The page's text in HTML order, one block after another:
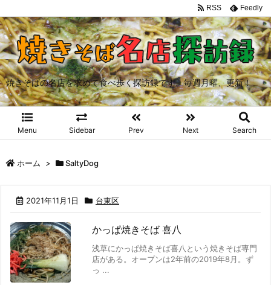
焼きそばの名店を求めて食べ歩く探訪録です。毎週月曜、更新！
Menu Sidebar Prev Next Search
RSS Feedly
ホーム > SaltyDog
2021年11月1日 台東区
かっぱ焼きそば 喜八
浅草にかっぱ焼きそば喜八という焼きそば専門
店がある。オープンは2年前の2019年8月。ず
っ ...